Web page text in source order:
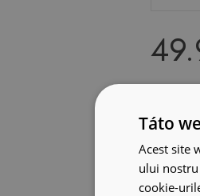
Your
Táto
Acest site
ului
cookie-